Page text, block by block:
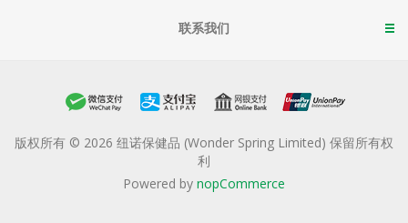
联系我们
版权所有 © 2026 纽诺保健品 (Wonder Spring Limited) 保留所有权
利
Powered by nopCommerce